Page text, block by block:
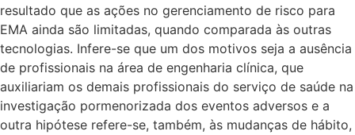
resultado que as ações no gerenciamento de risco para
EMA ainda são limitadas, quando comparada às outras
tecnologias. Infere-se que um dos motivos seja a ausência
de profissionais na área de engenharia clínica, que
auxiliariam os demais profissionais do serviço de saúde na
investigação pormenorizada dos eventos adversos e a
outra hipótese refere-se, também, às mudanças de hábito,